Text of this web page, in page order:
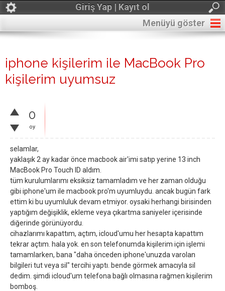
Giriş Yap | Kayıt ol
Menüyü göster
iphone kişilerim ile MacBook Pro
kişilerim uyumsuz
0
oy
selamlar,
yaklaşık 2 ay kadar önce macbook air'imi satıp yerine 13 inch
MacBook Pro Touch ID aldım.
tüm kurulumlarımı eksiksiz tamamladım ve her zaman olduğu
gibi iphone'um ile macbook pro'm uyumluydu. ancak bugün fark
ettim ki bu uyumluluk devam etmiyor. oysaki herhangi birisinden
yaptığım değişiklik, ekleme veya çıkartma saniyeler içerisinde
diğerinde görünüyordu.
cihazlarımı kapattım, açtım, icloud'umu her hesapta kapattım
tekrar açtım. hala yok. en son telefonumda kişilerim için işlemi
tamamlarken, bana "daha önceden iphone'unuzda varolan
bilgileri tut veya sil" tercihi yaptı. bende görmek amacıyla sil
dedim. şimdi icloud'um telefona bağlı olmasına rağmen kişilerim
bomboş.